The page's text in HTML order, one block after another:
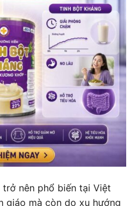
nên phổ biến tại Việt
giáo mà còn do xu hướng